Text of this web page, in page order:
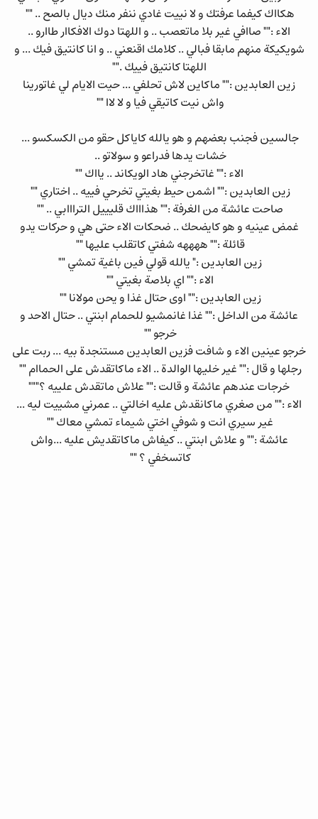
هكااك كيفما عرفتك و لا نييت غادي ننفر منك ديال بالصح .. ""
الاء :"" صاافي غير بلا ماتعصب .. و اللهتا دوك الافكاار طاارو ..
شويكيكة منهم مابقا فبالي .. كلامك اقنعني .. و انا كانتيق فيك ... و
اللهتا كانتيق فييك .""
زين العابدين :"" ماكاين لاش تحلفي ... حيت الايام لي غاتورينا
واش نيت كاتيقي فيا و لا لاا ""
جالسين فجنب بعضهم و هو يالله كاياكل حقو من الكسكسو ...
خشات يدها فدراعو و سولاتو ..
الاء :"" غاتخرجني هاد الويكاند .. يااك ""
زين العابدين :"" اشمن حيط بغيتي تخرحي فييه .. اختاري ""
صاحت عائشة من الغرفة :"" هذاااك قليييل الترااابي .. ""
غمض عينيه و هو كايضحك .. ضحكات الاء حتى هي و حركات يدو
قائلة :"" ههههه شفتي كاتقلب عليها ""
زين العابدين :" يالله قولي فين باغية تمشي ""
الاء :"" اي بلاصة بغيتي ""
زين العابدين :"" اوى حتال غذا و يحن مولانا ""
عائشة من الداخل :"" غذا غانمشيو للحمام ابنتي .. حتال الاحد و
خرجو ""
خرجو عينين الاء و شافت فزين العابدين مستنجدة بيه ... ربت على
رجلها و قال :"" غير خليها الوالدة .. الاء ماكاتقدش على الحماام ""
خرجات عندهم عائشة و قالت :"" علاش ماتقدش علييه ؟"""
الاء :"" من صغري ماكانقدش عليه اخالتي .. عمرني مشييت ليه ...
غير سيري انت و شوفي اختي شيماء تمشي معاك ""
عائشة :"" و علاش ابنتي .. كيفاش ماكاتقديش عليه ...واش
كاتسخفي ؟ ""